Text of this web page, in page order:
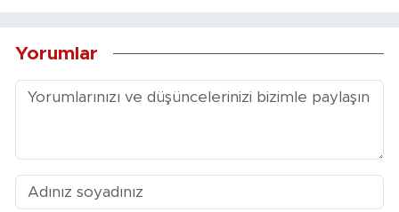
Yorumlar